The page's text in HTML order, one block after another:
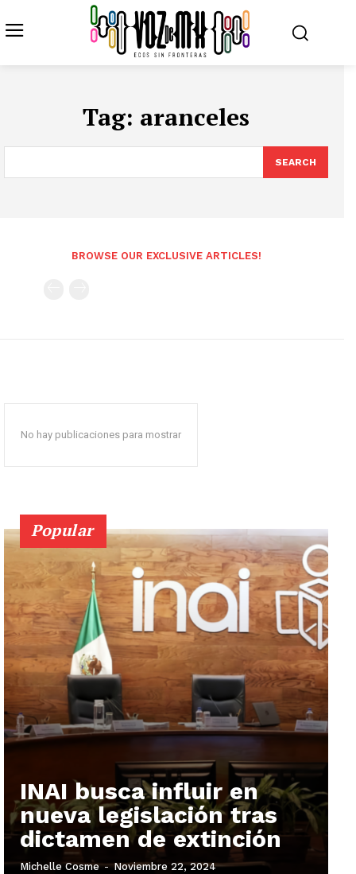
Tag: aranceles
SEARCH
BROWSE OUR EXCLUSIVE ARTICLES!
No hay publicaciones para mostrar
Popular
INAI busca influir en
nueva legislación tras
dictamen de extinción
Michelle Cosme - Noviembre 22, 2024